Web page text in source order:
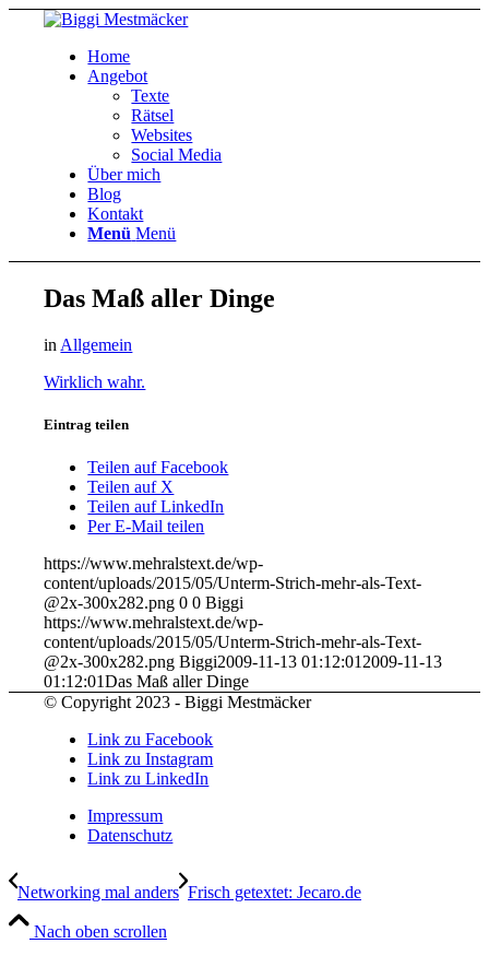
Home
Angebot
Texte
Rätsel
Websites
Social Media
Über mich
Blog
Kontakt
Menü Menü
Das Maß aller Dinge
in Allgemein
Wirklich wahr.
Eintrag teilen
Teilen auf Facebook
Teilen auf X
Teilen auf LinkedIn
Per E-Mail teilen
https://www.mehralstext.de/wp-
content/uploads/2015/05/Unterm-Strich-mehr-als-Text-
@2x-300x282.png 0 0 Biggi
https://www.mehralstext.de/wp-
content/uploads/2015/05/Unterm-Strich-mehr-als-Text-
@2x-300x282.png Biggi2009-11-13 01:12:01 2009-11-13
01:12:01Das Maß aller Dinge
© Copyright 2023 - Biggi Mestmäcker
Link zu Facebook
Link zu Instagram
Link zu LinkedIn
Impressum
Datenschutz
Networking mal anders Frisch getextet: Jecaro.de
Nach oben scrollen